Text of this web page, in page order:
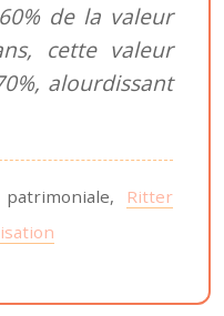
de la valeur
cette valeur
alourdissant
Ritter